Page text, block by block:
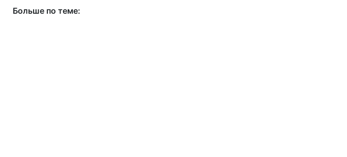
Больше по теме: